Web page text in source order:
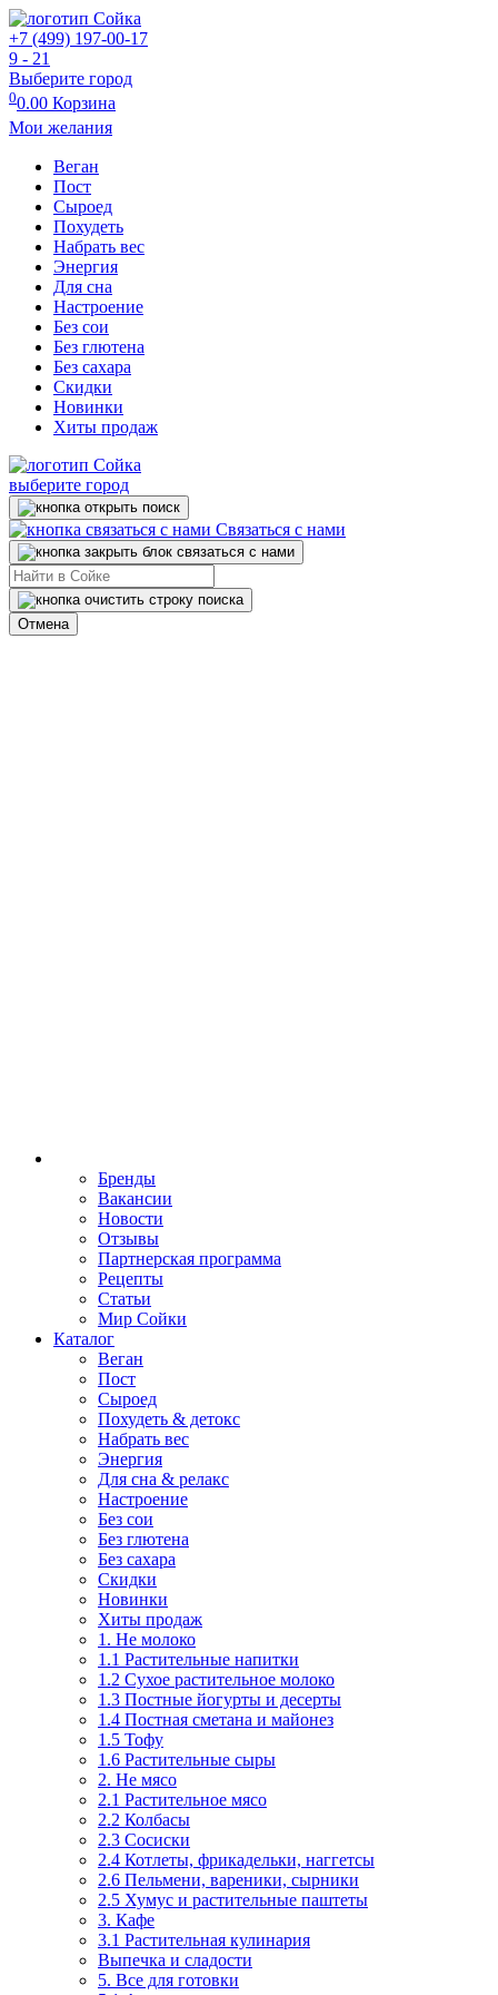
+7 (499) 197-00-17
9 - 21
Выберите город
00.00 Корзина
Мои желания
Веган
Пост
Сыроед
Похудеть
Набрать вес
Энергия
Для сна
Настроение
Без сои
Без глютена
Без сахара
Скидки
Новинки
Хиты продаж
выберите город
Связаться с нами
Отмена
Бренды
Вакансии
Новости
Отзывы
Партнерская программа
Рецепты
Статьи
Мир Сойки
Каталог
Веган
Пост
Сыроед
Похудеть & детокс
Набрать вес
Энергия
Для сна & релакс
Настроение
Без сои
Без глютена
Без сахара
Скидки
Новинки
Хиты продаж
1. Не молоко
1.1 Растительные напитки
1.2 Сухое растительное молоко
1.3 Постные йогурты и десерты
1.4 Постная сметана и майонез
1.5 Тофу
1.6 Растительные сыры
2. Не мясо
2.1 Растительное мясо
2.2 Колбасы
2.3 Сосиски
2.4 Котлеты, фрикадельки, наггетсы
2.6 Пельмени, вареники, сырники
2.5 Хумус и растительные паштеты
3. Кафе
3.1 Растительная кулинария
Выпечка и сладости
5. Все для готовки